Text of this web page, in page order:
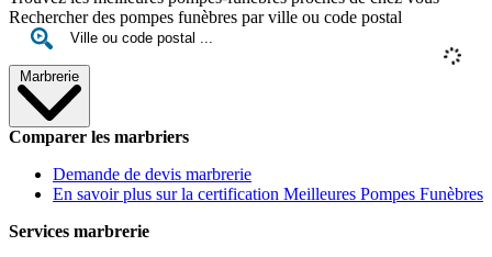
Rechercher des pompes funèbres par ville ou code postal
Marbrerie
Comparer les marbriers
Demande de devis marbrerie
En savoir plus sur la certification Meilleures Pompes Funèbres
Services marbrerie